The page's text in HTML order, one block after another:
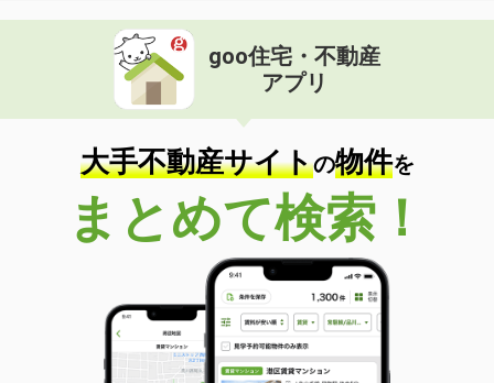
goo住宅・不動産
アプリ
大手不動産サイトの物件を
まとめて検索！